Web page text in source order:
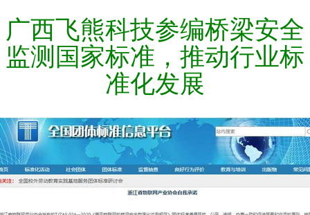
广西飞熊科技参编桥梁安全
监测国家标准，推动行业标
准化发展